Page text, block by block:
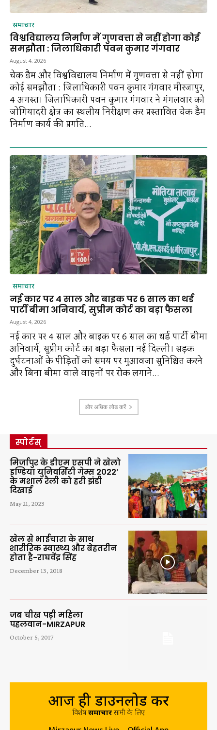
समाचार
विश्वविद्यालय निर्माण में गुणवत्ता से नहीं होगा कोई
समझौता : जिलाधिकारी पवन कुमार गंगवार
August 4, 2026
चेक डैम और विश्वविद्यालय निर्माण में गुणवत्ता से नहीं होगा
कोई समझौता : जिलाधिकारी पवन कुमार गंगवार मीरजापुर,
4 अगस्त। जिलाधिकारी पवन कुमार गंगवार ने मंगलवार को
जोगियादरी क्षेत्र का स्थलीय निरीक्षण कर प्रस्तावित चेक डैम
निर्माण कार्य की प्रगति...
समाचार
नई कार पर 4 साल और बाइक पर 6 साल का थर्ड
पार्टी बीमा अनिवार्य, सुप्रीम कोर्ट का बड़ा फैसला
August 4, 2026
नई कार पर 4 साल और बाइक पर 6 साल का थर्ड पार्टी बीमा
अनिवार्य, सुप्रीम कोर्ट का बड़ा फैसला नई दिल्ली। सड़क
दुर्घटनाओं के पीड़ितों को समय पर मुआवजा सुनिश्चित करने
और बिना बीमा वाले वाहनों पर रोक लगाने...
और अधिक लोड करें
स्पोर्टस्
मिर्जापुर के डीएम एसपी ने खेलो
इण्डिया युनिवर्सिटी गेम्स 2022’
के मशाल रैली को हरी झंडी
दिखाई
May 21, 2023
खेल से भाईचारा के साथ
शारीरिक स्वास्थ्य और बेहतरीन
होता है-राघवेंद्र सिंह
December 13, 2018
जब चीख पड़ी महिला
पहलवान-MIRZAPUR
October 5, 2017
आज ही डाउनलोड करें
विशेषसमाचारसामग्री के लिए